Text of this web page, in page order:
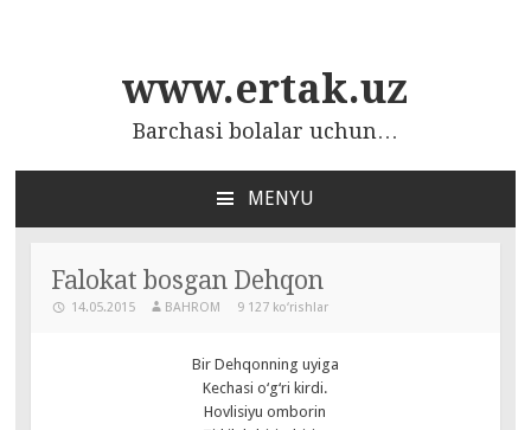
www.ertak.uz
Barchasi bolalar uchun…
MENYU
СОДЕРЖАНИЮ
Falokat bosgan Dehqon
14.05.2015 BAHROM 9 127 ko‘rishlar
Bir Dehqonning uyiga
Kechasi o‘g‘ri kirdi.
Hovlisiyu omborin